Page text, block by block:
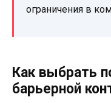
ограничения в
Как выбрать
барьерной